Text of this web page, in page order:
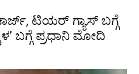
ಟಿಯರ್ ಗ್ಯಾಸ್ ಬಗ್ಗೆ
ಬಗ್ಗೆ ಪ್ರಧಾನಿ ಮೋದಿ